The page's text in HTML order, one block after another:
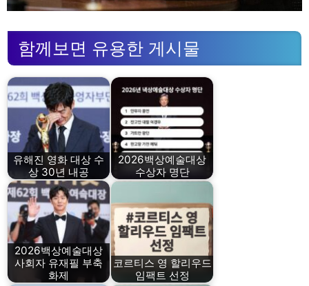
함께보면 유용한 게시물
유해진 영화 대상 수
상 30년 내공
2026백상예술대상
수상자 명단
2026백상예술대상
사회자 유재필 부축
화제
코르티스 영 할리우드
임팩트 선정